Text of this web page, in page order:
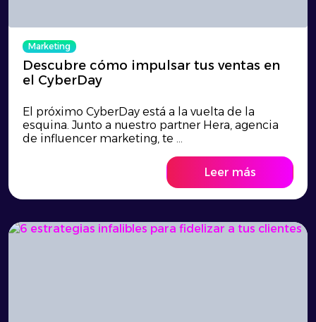
Marketing
Descubre cómo impulsar tus ventas en
el CyberDay
El próximo CyberDay está a la vuelta de la
esquina. Junto a nuestro partner Hera, agencia
de influencer marketing, te ...
Leer más